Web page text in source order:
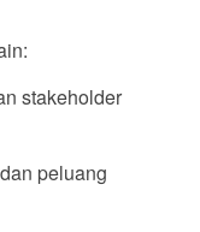
stakeholder
peluang